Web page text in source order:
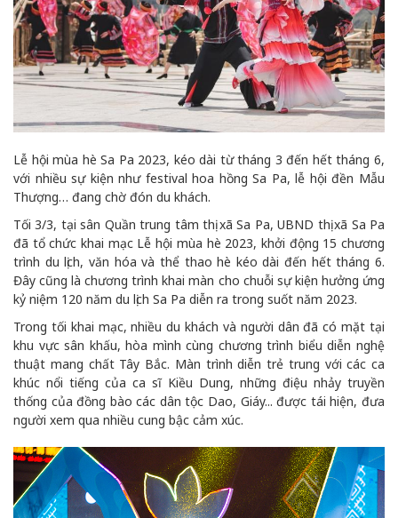
Lễ hội mùa hè Sa Pa 2023, kéo dài từ tháng 3 đến hết tháng 6,
với nhiều sự kiện như festival hoa hồng Sa Pa, lễ hội đền Mẫu
Thượng… đang chờ đón du khách.
Tối 3/3, tại sân Quần trung tâm thị xã Sa Pa, UBND thị xã Sa Pa
đã tổ chức khai mạc Lễ hội mùa hè 2023, khởi động 15 chương
trình du lịch, văn hóa và thể thao hè kéo dài đến hết tháng 6.
Đây cũng là chương trình khai màn cho chuỗi sự kiện hưởng ứng
kỷ niệm 120 năm du lịch Sa Pa diễn ra trong suốt năm 2023.
Trong tối khai mạc, nhiều du khách và người dân đã có mặt tại
khu vực sân khấu, hòa mình cùng chương trình biểu diễn nghệ
thuật mang chất Tây Bắc. Màn trình diễn trẻ trung với các ca
khúc nổi tiếng của ca sĩ Kiều Dung, những điệu nhảy truyền
thống của đồng bào các dân tộc Dao, Giáy... được tái hiện, đưa
người xem qua nhiều cung bậc cảm xúc.